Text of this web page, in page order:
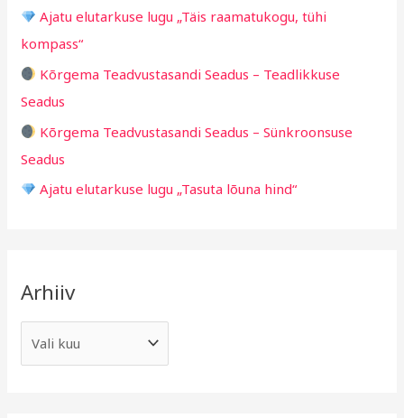
o
r
:
Ajatu elutarkuse lugu „Täis raamatukogu, tühi
kompass“
Kõrgema Teadvustasandi Seadus – Teadlikkuse
Seadus
Kõrgema Teadvustasandi Seadus – Sünkroonsuse
Seadus
Ajatu elutarkuse lugu „Tasuta lõuna hind“
Arhiiv
d